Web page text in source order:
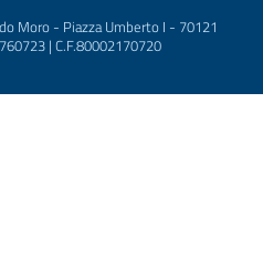
Moro - Piazza Umberto I - 70121
| C.F.80002170720